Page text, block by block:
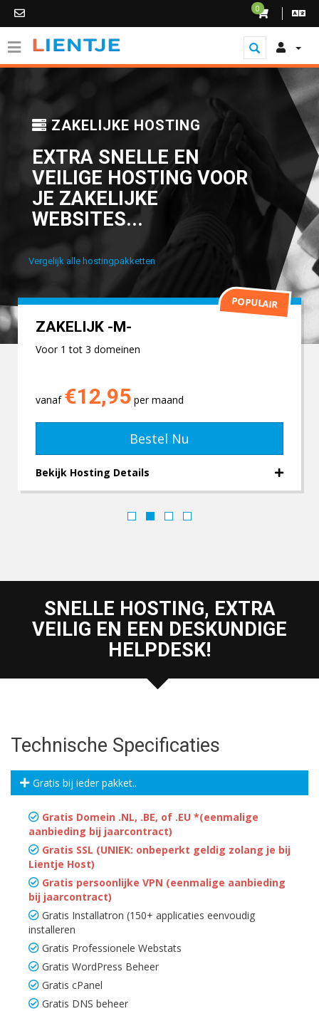
0
ZAKELIJKE HOSTING
EXTRA SNELLE EN
VEILIGE HOSTING VOOR
JE ZAKELIJKE
WEBSITES...
Vergelijk alle hostingpakketten
ZAKELIJK -M-
Voor 1 tot 3 domeinen
vanaf €12,95 per maand
Bestel Nu
Bekijk Hosting Details
POPULAIR
SNELLE HOSTING, EXTRA
VEILIG EN EEN DESKUNDIGE
HELPDESK!
Technische Specificaties
Gratis bij ieder pakket..
Gratis Domein .NL, .BE, of .EU *(eenmalige
aanbieding bij jaarcontract)
Gratis SSL (UNIEK: onbeperkt geldig zolang je bij
Lientje Host)
Gratis persoonlijke VPN (eenmalige aanbieding
bij jaarcontract)
Gratis Installatron (150+ applicaties eenvoudig
installeren
Gratis Professionele Webstats
Gratis WordPress Beheer
Gratis cPanel
Gratis DNS beheer